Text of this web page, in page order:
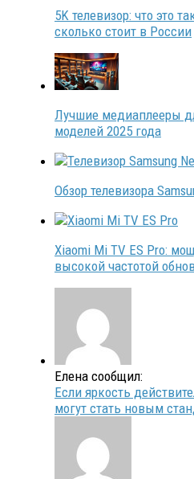
5K телевизор: что это
сколько стоит в России
Лучшие медиаплееры
моделей 2025 года
Обзор телевизора
Xiaomi Mi TV ES Pro:
высокой частотой
Елена сообщил:
Если яркость
могут стать новым